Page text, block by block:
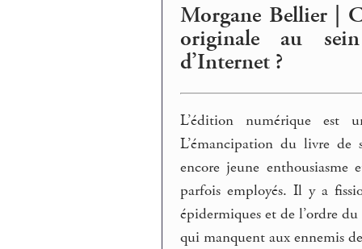
Morgane Bellier |
originale au sein
d’Internet ?
L’édition numérique est
L’émancipation du livre
encore jeune enthousiasme
parfois employés. Il y a
épidermiques et de l’ordre du
qui manquent aux ennemis